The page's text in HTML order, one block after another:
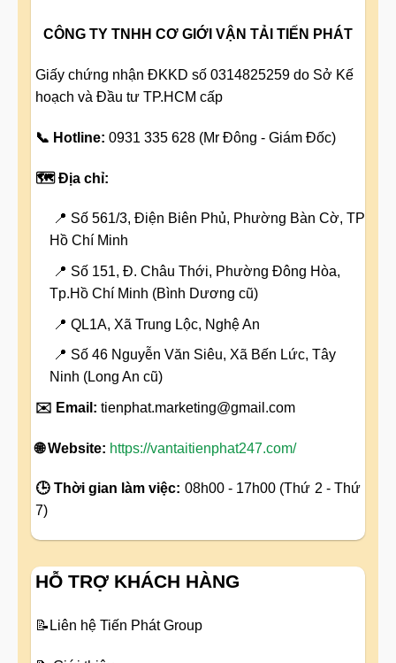
CÔNG TY TNHH CƠ GIỚI VẬN TẢI TIẾN PHÁT
Giấy chứng nhận ĐKKD số 0314825259 do Sở Kế
hoạch và Đầu tư TP.HCM cấp
📞 Hotline: 0931 335 628 (Mr Đông - Giám Đốc)
🗺️ Địa chỉ:
📍 Số 561/3, Điện Biên Phủ, Phường Bàn Cờ, TP
Hồ Chí Minh
📍 Số 151, Đ. Châu Thới, Phường Đông Hòa,
Tp.Hồ Chí Minh (Bình Dương cũ)
📍 QL1A, Xã Trung Lộc, Nghệ An
📍 Số 46 Nguyễn Văn Siêu, Xã Bến Lức, Tây
Ninh (Long An cũ)
✉️ Email: tienphat.marketing@gmail.com
🌐 Website: https://vantaitienphat247.com/
🕒 Thời gian làm việc: 08h00 - 17h00 (Thứ 2 - Thứ
7)
HỖ TRỢ KHÁCH HÀNG
📝 Liên hệ Tiến Phát Group